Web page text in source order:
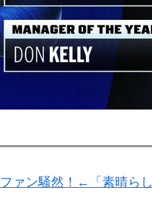
じがしない・・・」「あ
漫画のままかよ」
ーザーを先発に転向させ
の変化球が必要だからな」
代表、W杯ポット1入りに
じがしない・・・」「あ
ァン騒然！←「素晴ら